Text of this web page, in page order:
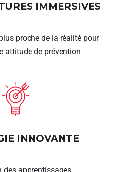
IMMERSIVES
proche de la réalité pour
attitude de prévention
INNOVANTE
des apprentissages